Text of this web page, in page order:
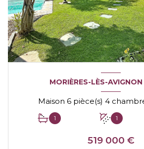
MORIÈRES-LÈS-
1 1
519 000 €